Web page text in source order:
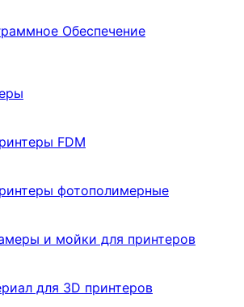
Обеспечение
FDM
фотополимерные
и мойки для принтеров
для 3D принтеров